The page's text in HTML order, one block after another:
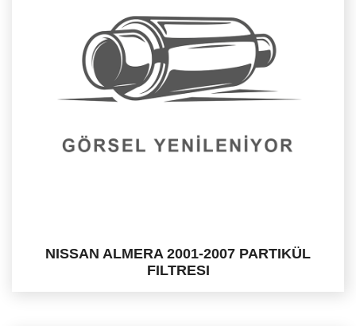
NISSAN ALMERA 2001-2007 PARTIKÜL
FILTRESI